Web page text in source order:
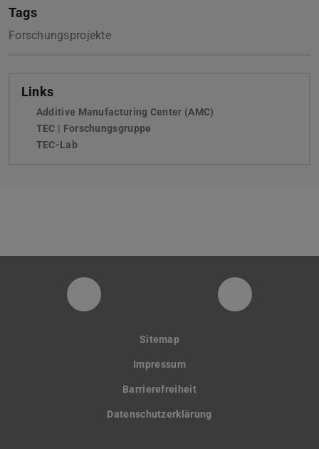
Tags
Forschungsprojekte
Links
Additive Manufacturing Center (AMC)
TEC | Forschungsgruppe
TEC-Lab
PTW YouTube Kanal PTW
Sitemap
Impressum
Barrierefreiheit
Datenschutzerklärung